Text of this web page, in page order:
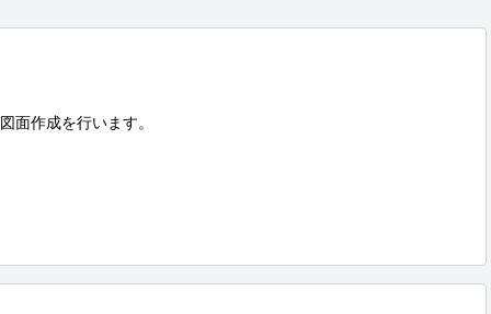
面作成を行います。